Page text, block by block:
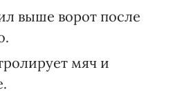
выше ворот после
мяч и